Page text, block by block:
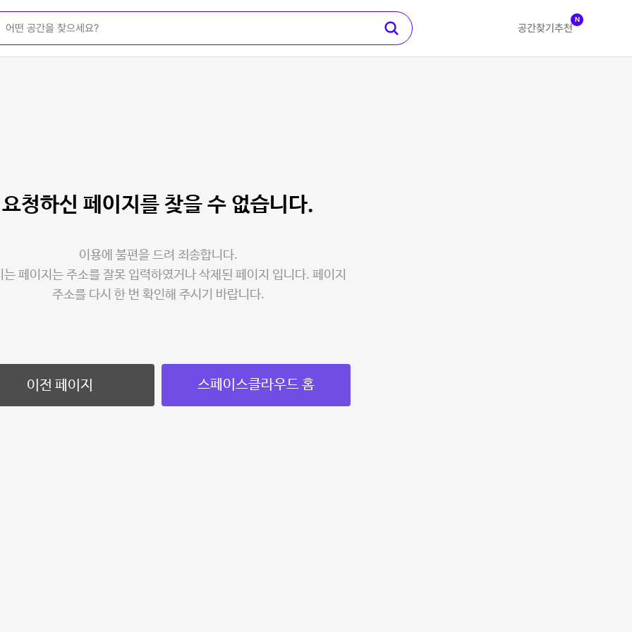
공간찾기 추천
N
요청하신 페이지를 찾을 수 없습니다.
이용에 불편을 드려 죄송합니다.
는 페이지는 주소를 잘못 입력하였거나 삭제된 페이지 입니다. 페이지
주소를 다시 한 번 확인해 주시기 바랍니다.
이전 페이지 스페이스클라우드 홈